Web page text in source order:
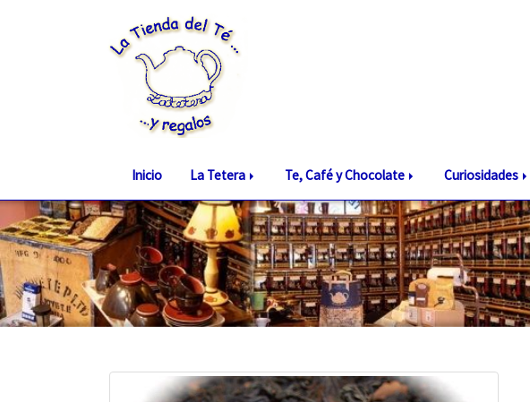
Inicio La Tetera Te, Café y Chocolate Curiosidades